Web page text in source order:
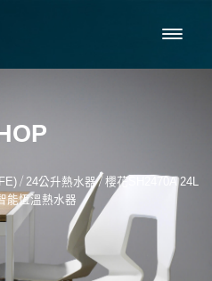
/ 24公升熱水器/ 櫻花SH2470A 24L
能恆溫熱水器